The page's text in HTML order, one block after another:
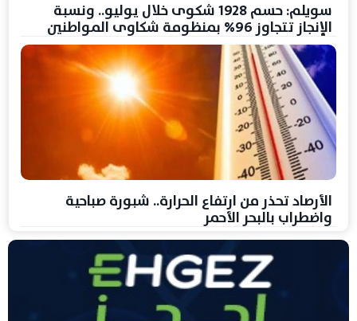
سويلم: حسم 1928 شكوى خلال يوليو.. ونسبة
الإنجاز تتجاوز 96% بمنظومة شكاوى المواطنين
الأرصاد تحذر من ارتفاع الحرارة.. شبورة صباحية
واضطراب بالبحر الأحمر